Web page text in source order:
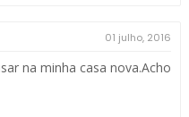
01 julho, 2016
na minha casa nova.Acho